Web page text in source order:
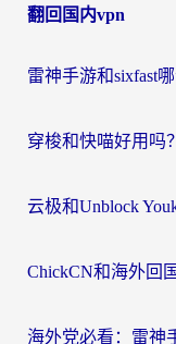
导
翻回国内vpn